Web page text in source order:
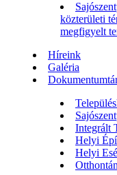
közterületi
megfigyelt
Híreink
Galéria
Integrált
Helyi
Helyi